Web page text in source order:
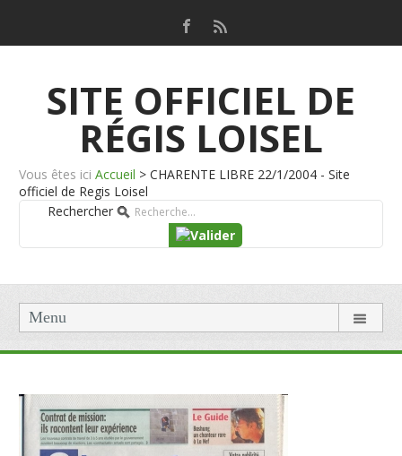
SITE OFFICIEL DE
RÉGIS LOISEL
Vous êtes ici Accueil > CHARENTE LIBRE 22/1/2004 - Site
officiel de Regis Loisel
Rechercher
Menu